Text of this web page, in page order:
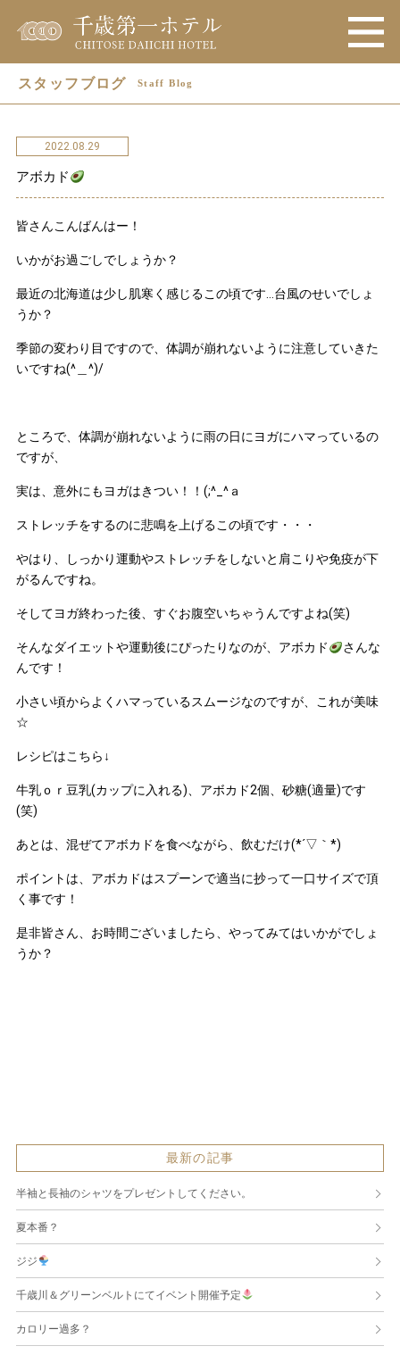
スタッフブログ Staff Blog
2022.08.29
アボカド
皆さんこんばんはー！
いかがお過ごしでしょうか？
最近の北海道は少し肌寒く感じるこの頃です…台風のせいでしょ
うか？
季節の変わり目ですので、体調が崩れないように注意していきた
いですね(^＿^)/
ところで、体調が崩れないように雨の日にヨガにハマっているの
ですが、
実は、意外にもヨガはきつい！！(;^_^ａ
ストレッチをするのに悲鳴を上げるこの頃です・・・
やはり、しっかり運動やストレッチをしないと肩こりや免疫が下
がるんですね。
そしてヨガ終わった後、すぐお腹空いちゃうんですよね(笑)
そんなダイエットや運動後にぴったりなのが、アボカド
さんな
んです！
小さい頃からよくハマっているスムージなのですが、これが美味
☆
レシピはこちら↓
牛乳ｏｒ豆乳(カップに入れる)、アボカド2個、砂糖(適量)です
(笑)
あとは、混ぜてアボカドを食べながら、飲むだけ(*´▽｀*)
ポイントは、アボカドはスプーンで適当に抄って一口サイズで頂
く事です！
是非皆さん、お時間ございましたら、やってみてはいかがでしょ
うか？
最新の記事
半袖と長袖のシャツをプレゼントしてください。
夏本番？
ジジ
千歳川＆グリーンベルトにてイベント開催予定
カロリー過多？